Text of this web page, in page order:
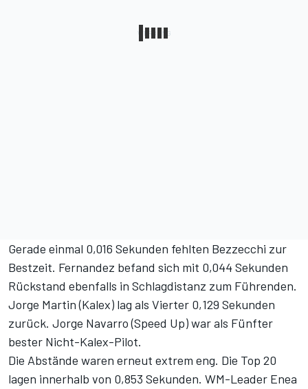
Gerade einmal 0,016 Sekunden fehlten Bezzecchi zur
Bestzeit. Fernandez befand sich mit 0,044 Sekunden
Rückstand ebenfalls in Schlagdistanz zum Führenden.
Jorge Martin (Kalex) lag als Vierter 0,129 Sekunden
zurück. Jorge Navarro (Speed Up) war als Fünfter
bester Nicht-Kalex-Pilot.
Die Abstände waren erneut extrem eng. Die Top 20
lagen innerhalb von 0,853 Sekunden. WM-Leader Enea